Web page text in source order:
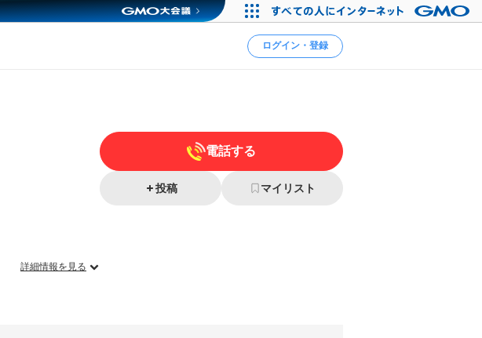
ログイン・登録
詳細情報を見る
電話する
投稿 マイリスト